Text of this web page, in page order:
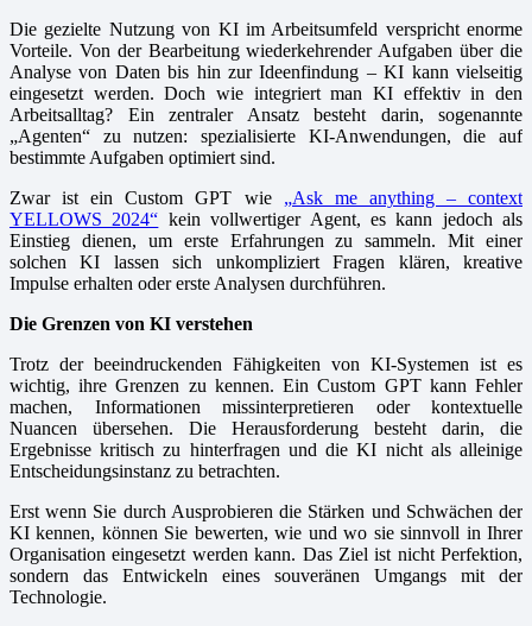
Die gezielte Nutzung von KI im Arbeitsumfeld verspricht enorme
Vorteile. Von der Bearbeitung wiederkehrender Aufgaben über die
Analyse von Daten bis hin zur Ideenfindung – KI kann vielseitig
eingesetzt werden. Doch wie integriert man KI effektiv in den
Arbeitsalltag? Ein zentraler Ansatz besteht darin, sogenannte
„Agenten“ zu nutzen: spezialisierte KI-Anwendungen, die auf
bestimmte Aufgaben optimiert sind.
Zwar ist ein Custom GPT wie „Ask me anything – context
YELLOWS 2024“ kein vollwertiger Agent, es kann jedoch als
Einstieg dienen, um erste Erfahrungen zu sammeln. Mit einer
solchen KI lassen sich unkompliziert Fragen klären, kreative
Impulse erhalten oder erste Analysen durchführen.
Die Grenzen von KI verstehen
Trotz der beeindruckenden Fähigkeiten von KI-Systemen ist es
wichtig, ihre Grenzen zu kennen. Ein Custom GPT kann Fehler
machen, Informationen missinterpretieren oder kontextuelle
Nuancen übersehen. Die Herausforderung besteht darin, die
Ergebnisse kritisch zu hinterfragen und die KI nicht als alleinige
Entscheidungsinstanz zu betrachten.
Erst wenn Sie durch Ausprobieren die Stärken und Schwächen der
KI kennen, können Sie bewerten, wie und wo sie sinnvoll in Ihrer
Organisation eingesetzt werden kann. Das Ziel ist nicht Perfektion,
sondern das Entwickeln eines souveränen Umgangs mit der
Technologie.